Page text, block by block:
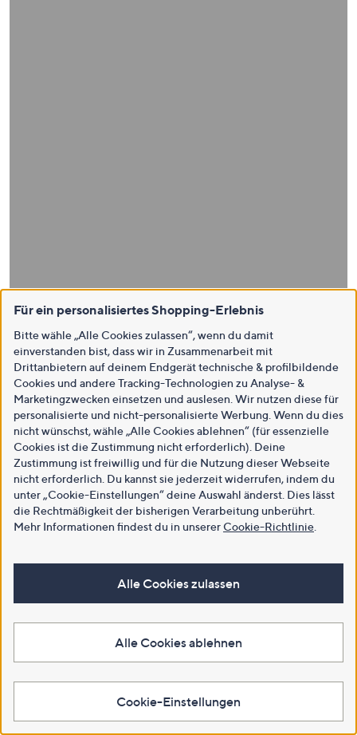
Für ein personalisiertes Shopping-Erlebnis
Bitte wähle „Alle Cookies zulassen“, wenn du damit
einverstanden bist, dass wir in Zusammenarbeit mit
Drittanbietern auf deinem Endgerät technische & profilbildende
Cookies und andere Tracking-Technologien zu Analyse- &
Marketingzwecken einsetzen und auslesen. Wir nutzen diese für
personalisierte und nicht-personalisierte Werbung. Wenn du dies
nicht wünschst, wähle „Alle Cookies ablehnen“ (für essenzielle
Cookies ist die Zustimmung nicht erforderlich). Deine
Zustimmung ist freiwillig und für die Nutzung dieser Webseite
nicht erforderlich. Du kannst sie jederzeit widerrufen, indem du
unter „Cookie-Einstellungen“ deine Auswahl änderst. Dies lässt
die Rechtmäßigkeit der bisherigen Verarbeitung unberührt.
Mehr Informationen findest du in unsererCookie-Richtlinie
Alle Cookies zulassen
Alle Cookies ablehnen
Cookie-Einstellungen